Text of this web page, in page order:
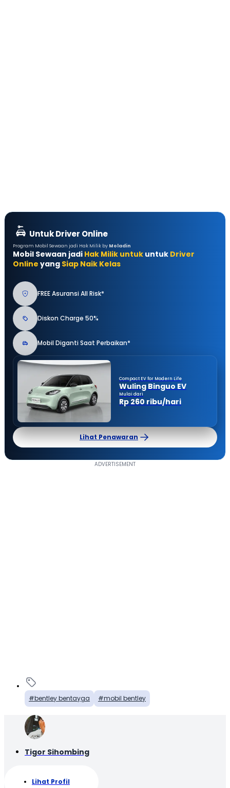
Untuk Driver Online
Program Mobil Sewaan jadi Hak Milik by Moladin
Mobil Sewaan jadi Hak Milik untuk untuk Driver
Online yang Siap Naik Kelas
FREE Asuransi All Risk*
Diskon Charge 50%
Mobil Diganti Saat Perbaikan*
Compact EV for Modern Life
Wuling Binguo EV
Mulai dari
Rp 260 ribu/hari
Lihat Penawaran
bentley bentayga mobil bentley
Tigor Sihombing
Lihat Profil